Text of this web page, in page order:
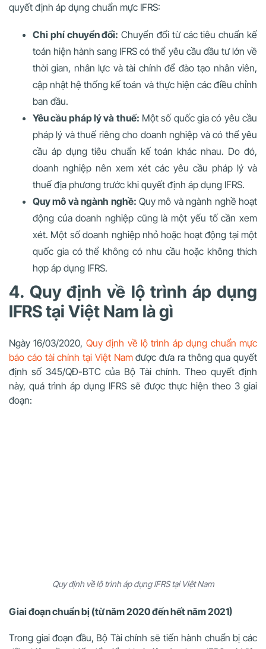
quyết định áp dụng chuẩn mực IFRS:
Chi phí chuyển đổi: Chuyển đổi từ các tiêu chuẩn kế
toán hiện hành sang IFRS có thể yêu cầu đầu tư lớn về
thời gian, nhân lực và tài chính để đào tạo nhân viên,
cập nhật hệ thống kế toán và thực hiện các điều chỉnh
ban đầu.
Yêu cầu pháp lý và thuế: Một số quốc gia có yêu cầu
pháp lý và thuế riêng cho doanh nghiệp và có thể yêu
cầu áp dụng tiêu chuẩn kế toán khác nhau. Do đó,
doanh nghiệp nên xem xét các yêu cầu pháp lý và
thuế địa phương trước khi quyết định áp dụng IFRS.
Quy mô và ngành nghề: Quy mô và ngành nghề hoạt
động của doanh nghiệp cũng là một yếu tố cần xem
xét. Một số doanh nghiệp nhỏ hoặc hoạt động tại một
quốc gia có thể không có nhu cầu hoặc không thích
hợp áp dụng IFRS.
4. Quy định về lộ trình áp dụng
IFRS tại Việt Nam là gì
Ngày 16/03/2020, Quy định về lộ trình áp dụng chuẩn mực
báo cáo tài chính tại Việt Namđược đưa ra thông qua quyết
định số 345/QĐ-BTC của Bộ Tài chính. Theo quyết định
này, quá trình áp dụng IFRS sẽ được thực hiện theo 3 giai
đoạn:
Quy định về lộ trình áp dụng IFRS tại Việt Nam
Giai đoạn chuẩn bị (từ năm 2020 đến hết năm 2021)
Trong giai đoạn đầu, Bộ Tài chính sẽ tiến hành chuẩn bị các